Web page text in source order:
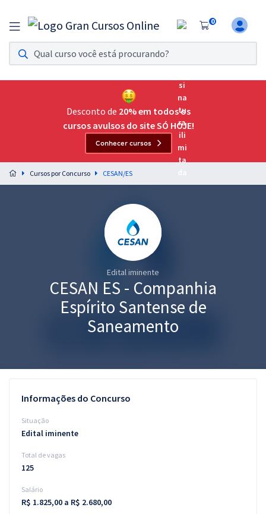
0
Assinatura Ilimitada 11
Acesso a todos os cursos. Teste grátis por 7 dias!
Assinatura OAB Até Passar
Acesso ilimitado a toda preparação para o Exame da
Preparação completa e intensiva para as principais
residências em saúde do Brasil
Blog
Aprovados
Atendimento
Desconto de 20% em todos os
cursos avulsos do site SÓ HOJE!
Conhecer cursos
Cursos por Concurso CESAN/ES
Edital iminente
CESAN ES - Companhia
Espírito Santense de
Saneamento
Informações do Concurso
Situação
Edital iminente
Total de vagas
125
Salário
R$ 1.825,00 a R$ 2.680,00